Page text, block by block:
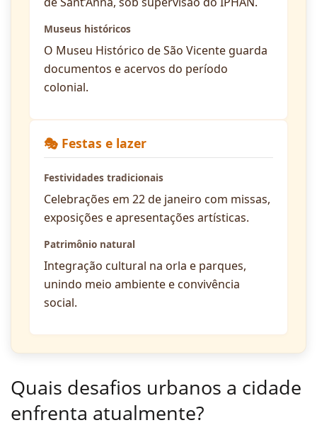
Museus históricos
O Museu Histórico de São Vicente guarda
documentos e acervos do período
colonial.
🎭 Festas e lazer
Festividades tradicionais
Celebrações em 22 de janeiro com missas,
exposições e apresentações artísticas.
Patrimônio natural
Integração cultural na orla e parques,
unindo meio ambiente e convivência
social.
Quais desafios urbanos a cidade
enfrenta atualmente?